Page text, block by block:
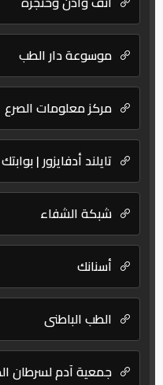
موسوعة دار الطب
مركز معلومات الصرع
تايلند أدفايزور |
شبكة الشفاء
أسنانك
الطب الباطني
جمعية آدم لسرطان